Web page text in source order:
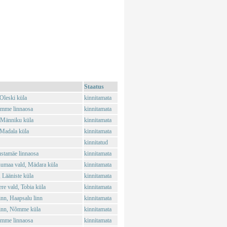
Staatus
küla
kinnitamata
linnaosa
kinnitamata
küla
kinnitamata
küla
kinnitamata
kinnitatud
linnaosa
kinnitamata
vald, Mädara küla
kinnitamata
küla
kinnitamata
vald, Tobia küla
kinnitamata
Haapsalu linn
kinnitamata
Nõmme küla
kinnitamata
linnaosa
kinnitamata